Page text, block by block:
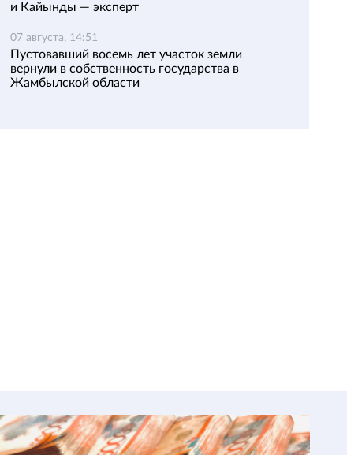
и Кайынды — эксперт
07 августа, 14:51
Пустовавший восемь лет участок земли
вернули в собственность государства в
Жамбылской области